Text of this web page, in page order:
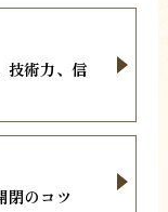
術力、信
閉のコツ